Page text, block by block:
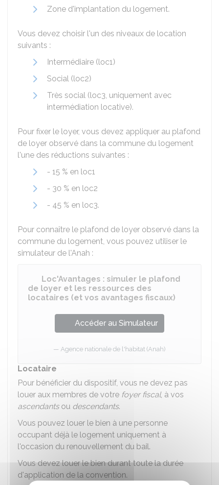
Zone d'implantation du logement.
Vous devez choisir l'un des niveaux de location
suivants :
Intermédiaire (loc1)
Social (loc2)
Très social (loc3, uniquement avec
intermédiation locative).
Pour fixer le loyer, vous devez appliquer au plafond
de loyer observé dans la commune du logement
l'une des réductions suivantes :
- 15 % en loc1
- 30 % en loc2
- 45 % en loc3.
Pour connaître le plafond de loyer observé dans la
commune du logement, vous pouvez utiliser le
simulateur de l'Anah :
Loc'Avantages : simuler le plafond
de loyer et les ressources des
locataires (et vos avantages fiscaux)
Accéder au Simulateur
Agence nationale de l'habitat (Anah)
Locataire
Pour bénéficier du dispositif, vous ne devez pas
louer aux membres de votre foyer fiscal, à vos
ascendantsou descendants.
Vous pouvez louer le bien à une personne
occupant déjà le logement uniquement à
l'occasion du renouvellement du bail.
Vous devez louer le bien durant toute la durée
d'application de la convention.